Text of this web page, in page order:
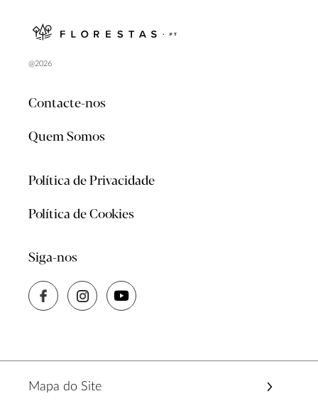
@2026
Contacte-nos
Quem Somos
Política de Privacidade
Política de Cookies
Siga-nos
Mapa do Site